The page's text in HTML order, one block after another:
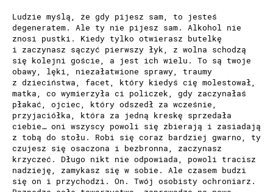
Ludzie myślą, że gdy pijesz sam, to jesteś
degeneratem. Ale ty nie pijesz sam. Alkohol nie
znosi pustki. Kiedy tylko otwierasz butelkę
i zaczynasz sączyć pierwszy łyk, z wolna schodzą
się kolejni goście, a jest ich wielu. To są twoje
obawy, lęki, niezałatwione sprawy, traumy
z dzieciństwa, facet, który kiedyś cię molestował,
matka, co wymierzyła ci policzek, gdy zaczynałaś
płakać, ojciec, który odszedł za wcześnie,
przyjaciółka, która za jedną kreskę sprzedała
ciebie… oni wszyscy powoli się zbierają i zasiadają
z tobą do stołu. Robi się coraz bardziej gwarno, ty
czujesz się osaczona i bezbronna, zaczynasz
krzyczeć. Długo nikt nie odpowiada, powoli tracisz
nadzieję, zamykasz się w sobie. Ale czasem budzi
się on i przychodzi. On. Twój osobisty ochroniarz.